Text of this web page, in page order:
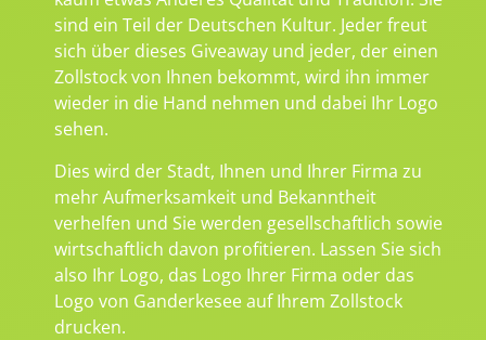
sind ein Teil der Deutschen Kultur. Jeder freut
sich über dieses Giveaway und jeder, der einen
Zollstock von Ihnen bekommt, wird ihn immer
wieder in die Hand nehmen und dabei Ihr Logo
sehen.
Dies wird der Stadt, Ihnen und Ihrer Firma zu
mehr Aufmerksamkeit und Bekanntheit
verhelfen und Sie werden gesellschaftlich sowie
wirtschaftlich davon profitieren. Lassen Sie sich
also Ihr Logo, das Logo Ihrer Firma oder das
Logo von Ganderkesee auf Ihrem Zollstock
drucken.